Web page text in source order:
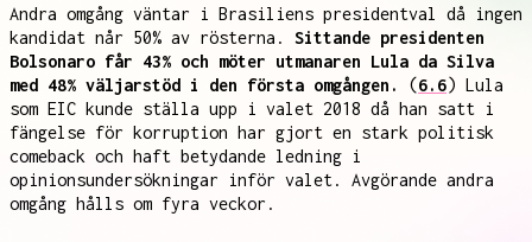
Andra omgång väntar i Brasiliens presidentval då ingen
kandidat når 50% av rösterna. Sittande presidenten
Bolsonaro får 43% och möter utmanaren Lula da Silva
med 48% väljarstöd i den första omgången.
(6.6) Lula
som EIC kunde ställa upp i valet 2018 då han satt i
fängelse för korruption har gjort en stark politisk
comeback och haft betydande ledning i
opinionsundersökningar inför valet. Avgörande andra
omgång hålls om fyra veckor.